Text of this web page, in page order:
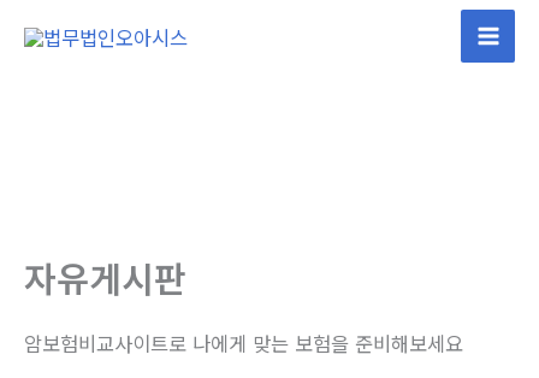
Main
자유게시판
암보험비교사이트로 나에게 맞는 보험을 준비해보세요